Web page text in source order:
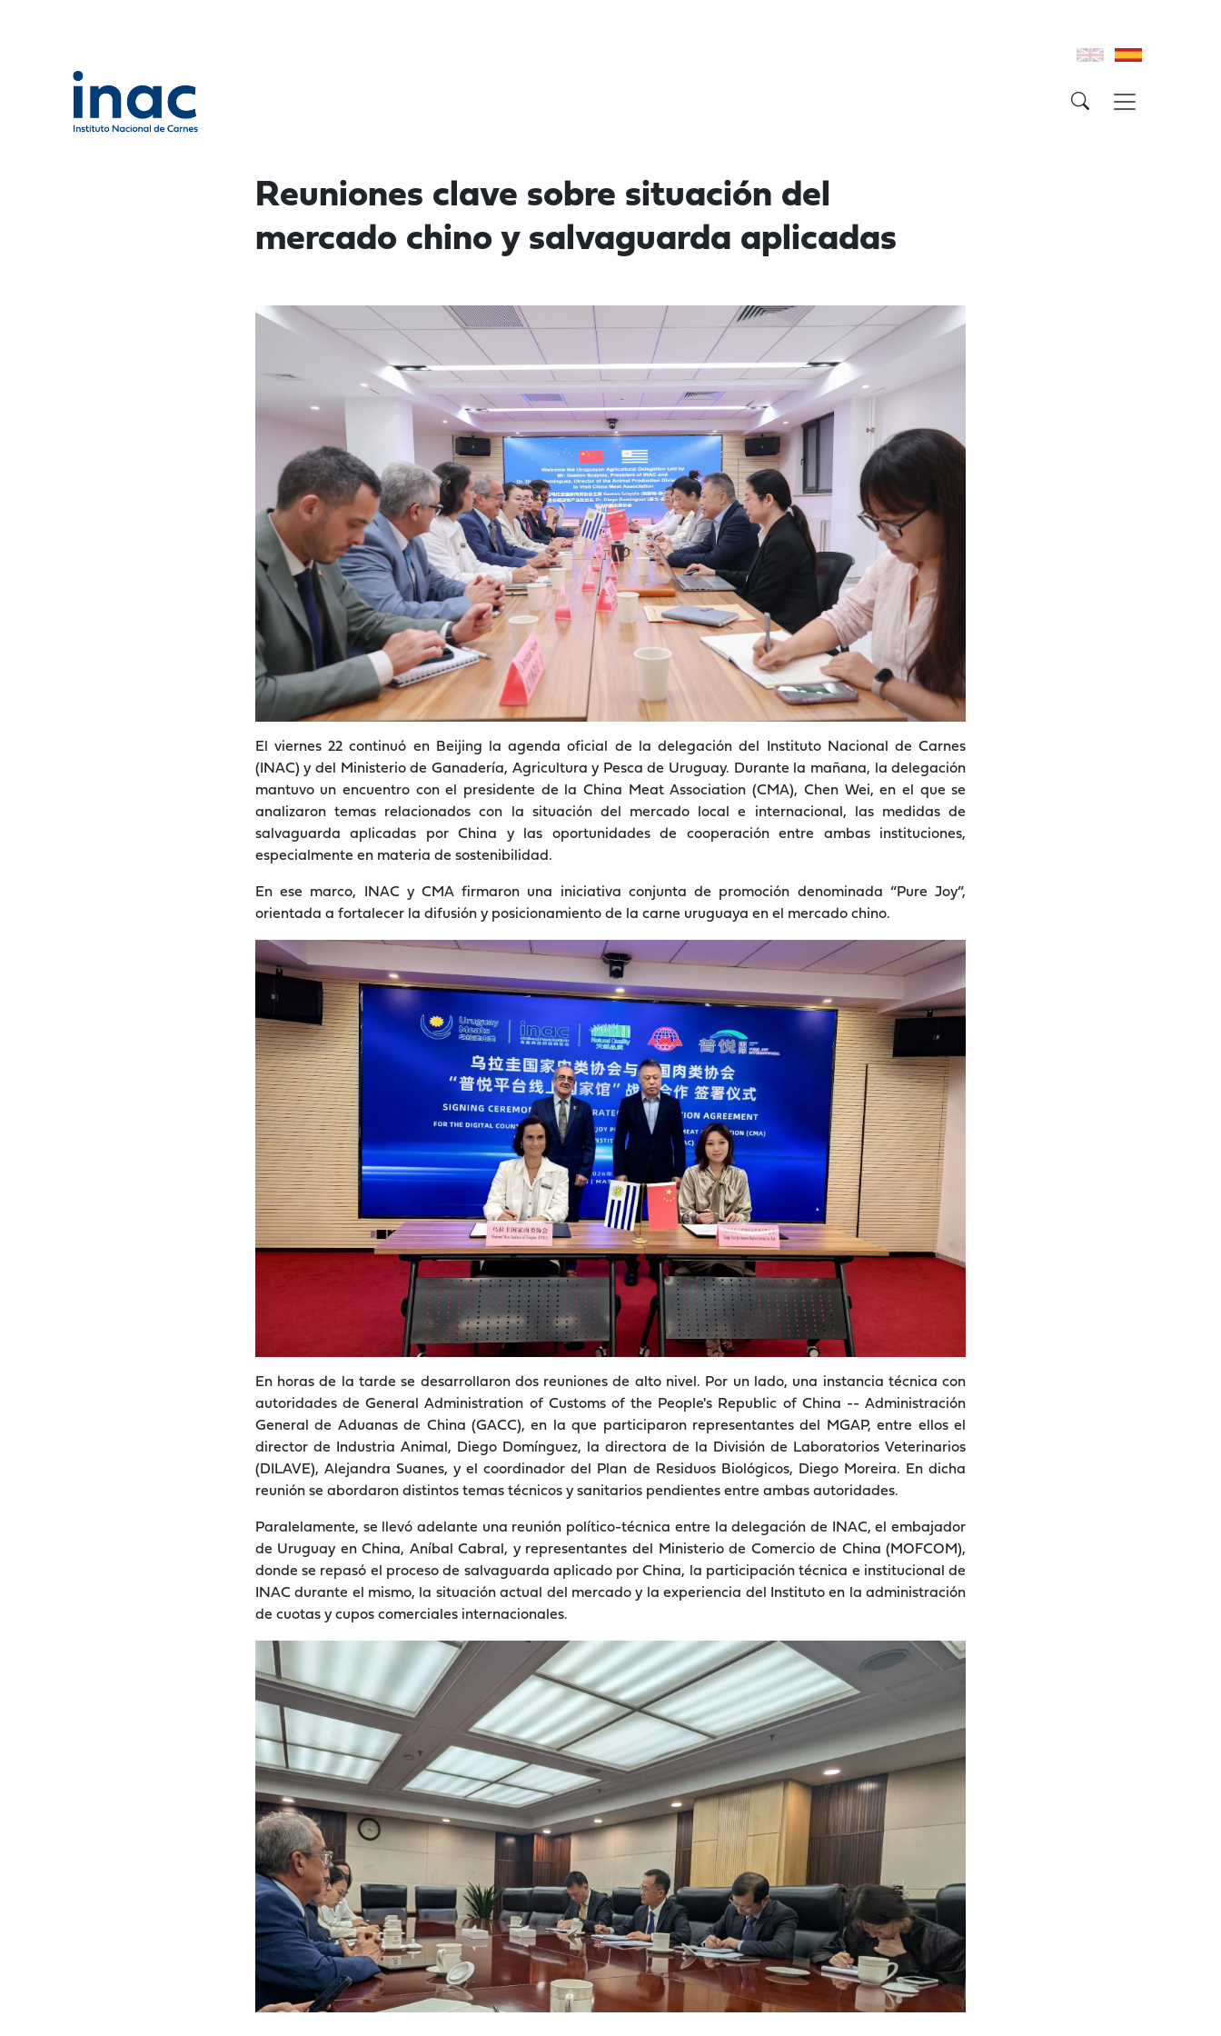
Reuniones clave sobre situación del
mercado chino y salvaguarda aplicadas
El viernes 22 continuó en Beijing la agenda oficial de la delegación del Instituto Nacional de Carnes
(INAC) y del Ministerio de Ganadería, Agricultura y Pesca de Uruguay. Durante la mañana, la delegación
mantuvo un encuentro con el presidente de la China Meat Association (CMA), Chen Wei, en el que se
analizaron temas relacionados con la situación del mercado local e internacional, las medidas de
salvaguarda aplicadas por China y las oportunidades de cooperación entre ambas instituciones,
especialmente en materia de sostenibilidad.
En ese marco, INAC y CMA firmaron una iniciativa conjunta de promoción denominada “Pure Joy”,
orientada a fortalecer la difusión y posicionamiento de la carne uruguaya en el mercado chino.
En horas de la tarde se desarrollaron dos reuniones de alto nivel. Por un lado, una instancia técnica con
autoridades de General Administration of Customs of the People's Republic of China -- Administración
General de Aduanas de China (GACC), en la que participaron representantes del MGAP, entre ellos el
director de Industria Animal, Diego Domínguez, la directora de la División de Laboratorios Veterinarios
(DILAVE), Alejandra Suanes, y el coordinador del Plan de Residuos Biológicos, Diego Moreira. En dicha
reunión se abordaron distintos temas técnicos y sanitarios pendientes entre ambas autoridades.
Paralelamente, se llevó adelante una reunión político-técnica entre la delegación de INAC, el embajador
de Uruguay en China, Aníbal Cabral, y representantes del Ministerio de Comercio de China (MOFCOM),
donde se repasó el proceso de salvaguarda aplicado por China, la participación técnica e institucional de
INAC durante el mismo, la situación actual del mercado y la experiencia del Instituto en la administración
de cuotas y cupos comerciales internacionales.